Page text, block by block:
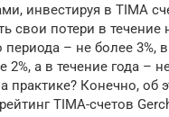
инвестируя в TIMA
свои потери в течение
– не более 3%,
2%, а в течение года –
практике? Конечно, об
TIMA-счетов